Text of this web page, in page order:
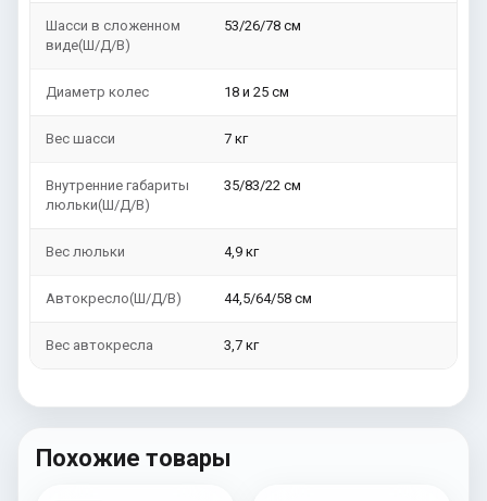
Шасси в сложенном
виде(Ш/Д/В)
53/26/78 см
Диаметр колес 18 и 25 см
Вес шасси 7 кг
Внутренние габариты
люльки(Ш/Д/В)
35/83/22 см
Вес люльки 4,9 кг
Автокресло(Ш/Д/В) 44,5/64/58 см
Вес автокресла 3,7 кг
Похожие товары